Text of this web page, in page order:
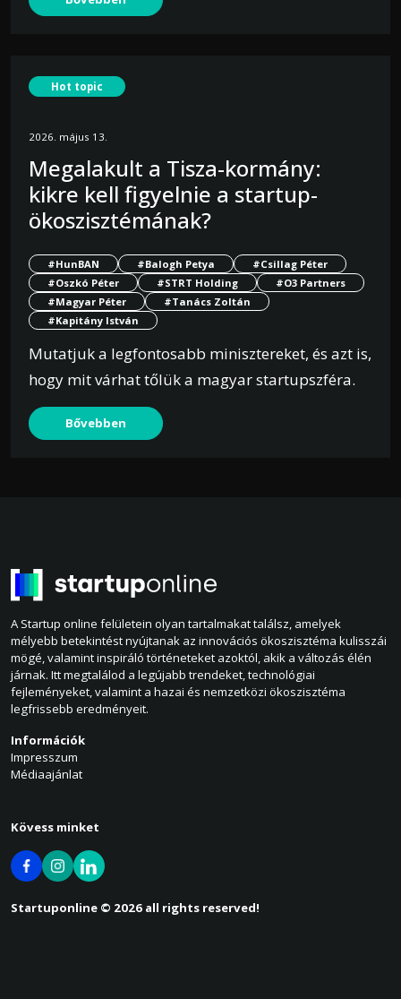
Hot topic
2026. május 13.
Megalakult a Tisza-kormány:
kikre kell figyelnie a startup-
ökoszisztémának?
#HunBAN #Balogh Petya
#Csillag Péter
#Oszkó Péter
#STRT Holding
#O3 Partners
#Magyar Péter
#Tanács Zoltán
#Kapitány István
Mutatjuk a legfontosabb minisztereket, és azt is,
hogy mit várhat tőlük a magyar startupszféra.
Bővebben
A Startup online felületein olyan tartalmakat találsz, amelyek
mélyebb betekintést nyújtanak az innovációs ökoszisztéma kulisszái
mögé, valamint inspiráló történeteket azoktól, akik a változás élén
járnak. Itt megtalálod a legújabb trendeket, technológiai
fejleményeket, valamint a hazai és nemzetközi ökoszisztéma
legfrissebb eredményeit.
Információk
Impresszum
Médiaajánlat
Kövess minket
Startuponline © 2026 all rights reserved!